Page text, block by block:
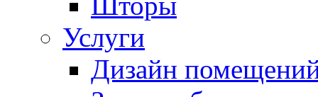
Услуги
Дизайн